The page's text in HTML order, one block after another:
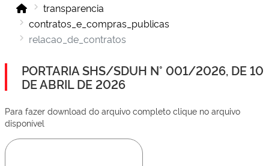
transparencia
contratos_e_compras_publicas
relacao_de_contratos
PORTARIA SHS/SDUH N° 001/2026, DE 10
DE ABRIL DE 2026
Para fazer download do arquivo completo clique no arquivo
disponível